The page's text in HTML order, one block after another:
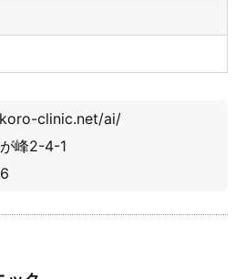
clinic.net/ai/
峰2-4-1